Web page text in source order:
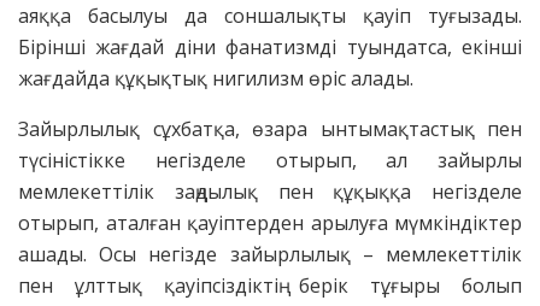
аяққа басылуы да соншалықты қауіп туғызады.
Бірінші жағдай діни фанатизмді туындатса, екінші
жағдайда құқықтық нигилизм өріс алады.
Зайырлылық сұхбатқа, өзара ынтымақтастық пен
түсіністікке негізделе отырып, ал зайырлы
мемлекеттілік заңдылық пен құқыққа негізделе
отырып, аталған қауіптерден арылуға мүмкіндіктер
ашады. Осы негізде зайырлылық – мемлекеттілік
пен ұлттық қауіпсіздіктің берік тұғыры болып